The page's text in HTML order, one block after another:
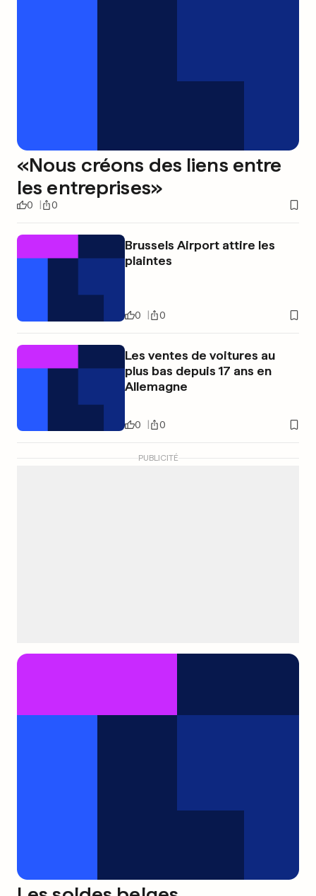
«Nous créons des liens entre
les entreprises»
0 0
Brussels Airport attire les
plaintes
0 0
Les ventes de voitures au
plus bas depuis 17 ans en
Allemagne
0 0
PUBLICITÉ